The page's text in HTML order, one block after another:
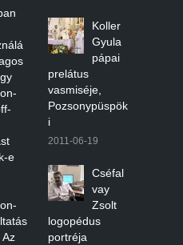
e
Koller
Gyula
pápai
prelátus
vasmiséje,
Pozsonypüspök
i
2011-06-19
Cséfal
vay
Zsolt
logopédus
portréja